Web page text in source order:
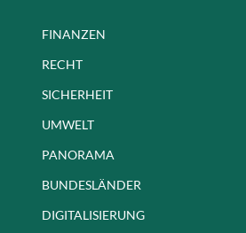
FINANZEN
RECHT
SICHERHEIT
UMWELT
PANORAMA
BUNDESLÄNDER
DIGITALISIERUNG